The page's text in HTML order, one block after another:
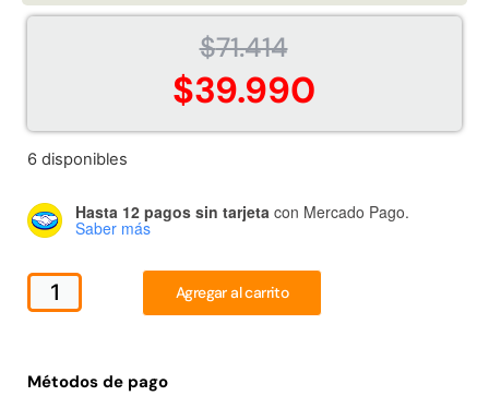
$71.414
$39.990
6 disponibles
Hasta 12 pagos sin tarjeta con Mercado Pago.
Saber más
Agregar al carrito
Métodos de pago
Juego Modular 02
Juego Modular 01
37%